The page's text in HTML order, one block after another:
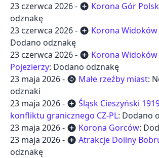
23 czerwca 2026 - add_circle Korona Gór
odznakę
23 czerwca 2026 - add_circle Korona
Dodano odznakę
23 czerwca 2026 - add_circle Korona
Pojezierzy: Dodano odznakę
23 maja 2026 - change_circle Małe rzeźby miast:
odznaki
23 maja 2026 - add_circle Śląsk Cieszyński
konfliktu granicznego CZ-PL: Dodano
23 maja 2026 - add_circle Korona Gorców:
23 maja 2026 - add_circle Atrakcje Doliny
odznakę